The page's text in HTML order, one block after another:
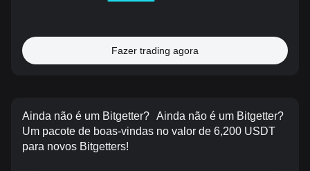
Fazer trading agora
Ainda não é um Bitgetter? Ainda não é um Bitgetter?
Um pacote de boas-vindas no valor de 6,200 USDT
para novos Bitgetters!